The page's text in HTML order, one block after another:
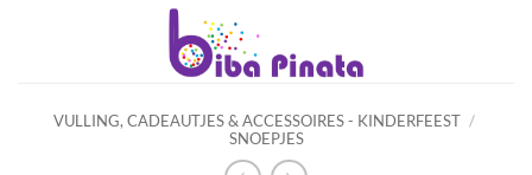
VULLING, CADEAUTJES & ACCESSOIRES - KINDERFEEST /
SNOEPJES